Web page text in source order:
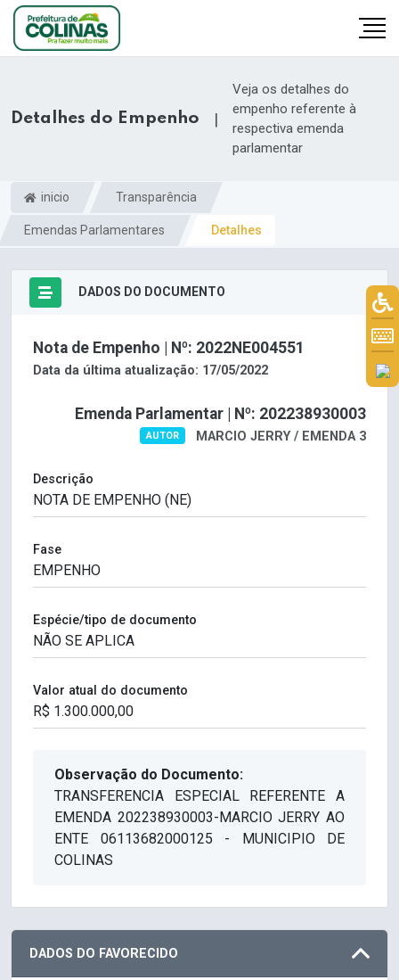
Detalhes do Empenho |
Veja os detalhes do
empenho referente à
respectiva emenda
parlamentar
inicio Transparência
Emendas Parlamentares Detalhes
DADOS DO DOCUMENTO
Nota de Empenho | Nº: 2022NE004551
Data da última atualização: 17/05/2022
Emenda Parlamentar | Nº: 202238930003
AUTOR MARCIO JERRY / EMENDA 3
Descrição
Fase
Espécie/tipo de documento
Valor atual do documento
Observação do Documento:
TRANSFERENCIA ESPECIAL REFERENTE A
EMENDA 202238930003-MARCIO JERRY AO
ENTE 06113682000125 - MUNICIPIO DE
COLINAS
DADOS DO FAVORECIDO